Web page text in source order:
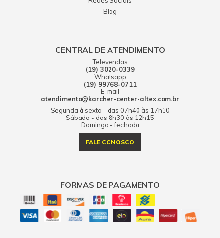
Blog
CENTRAL DE ATENDIMENTO
Televendas
(19) 3020-0339
Whatsapp
(19) 99768-0711
E-mail
atendimento@karcher-center-altex.com.br
Segunda à sexta - das 07h40 às 17h30
Sábado - das 8h30 às 12h15
Domingo - fechada
FALE CONOSCO
FORMAS DE PAGAMENTO